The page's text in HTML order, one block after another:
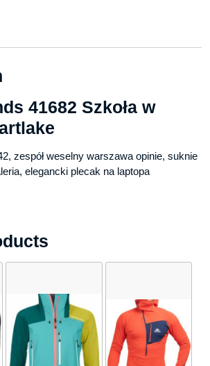
41682 Szkoła w
zespół weselny warszawa opinie, suknie
elegancki plecak na laptopa